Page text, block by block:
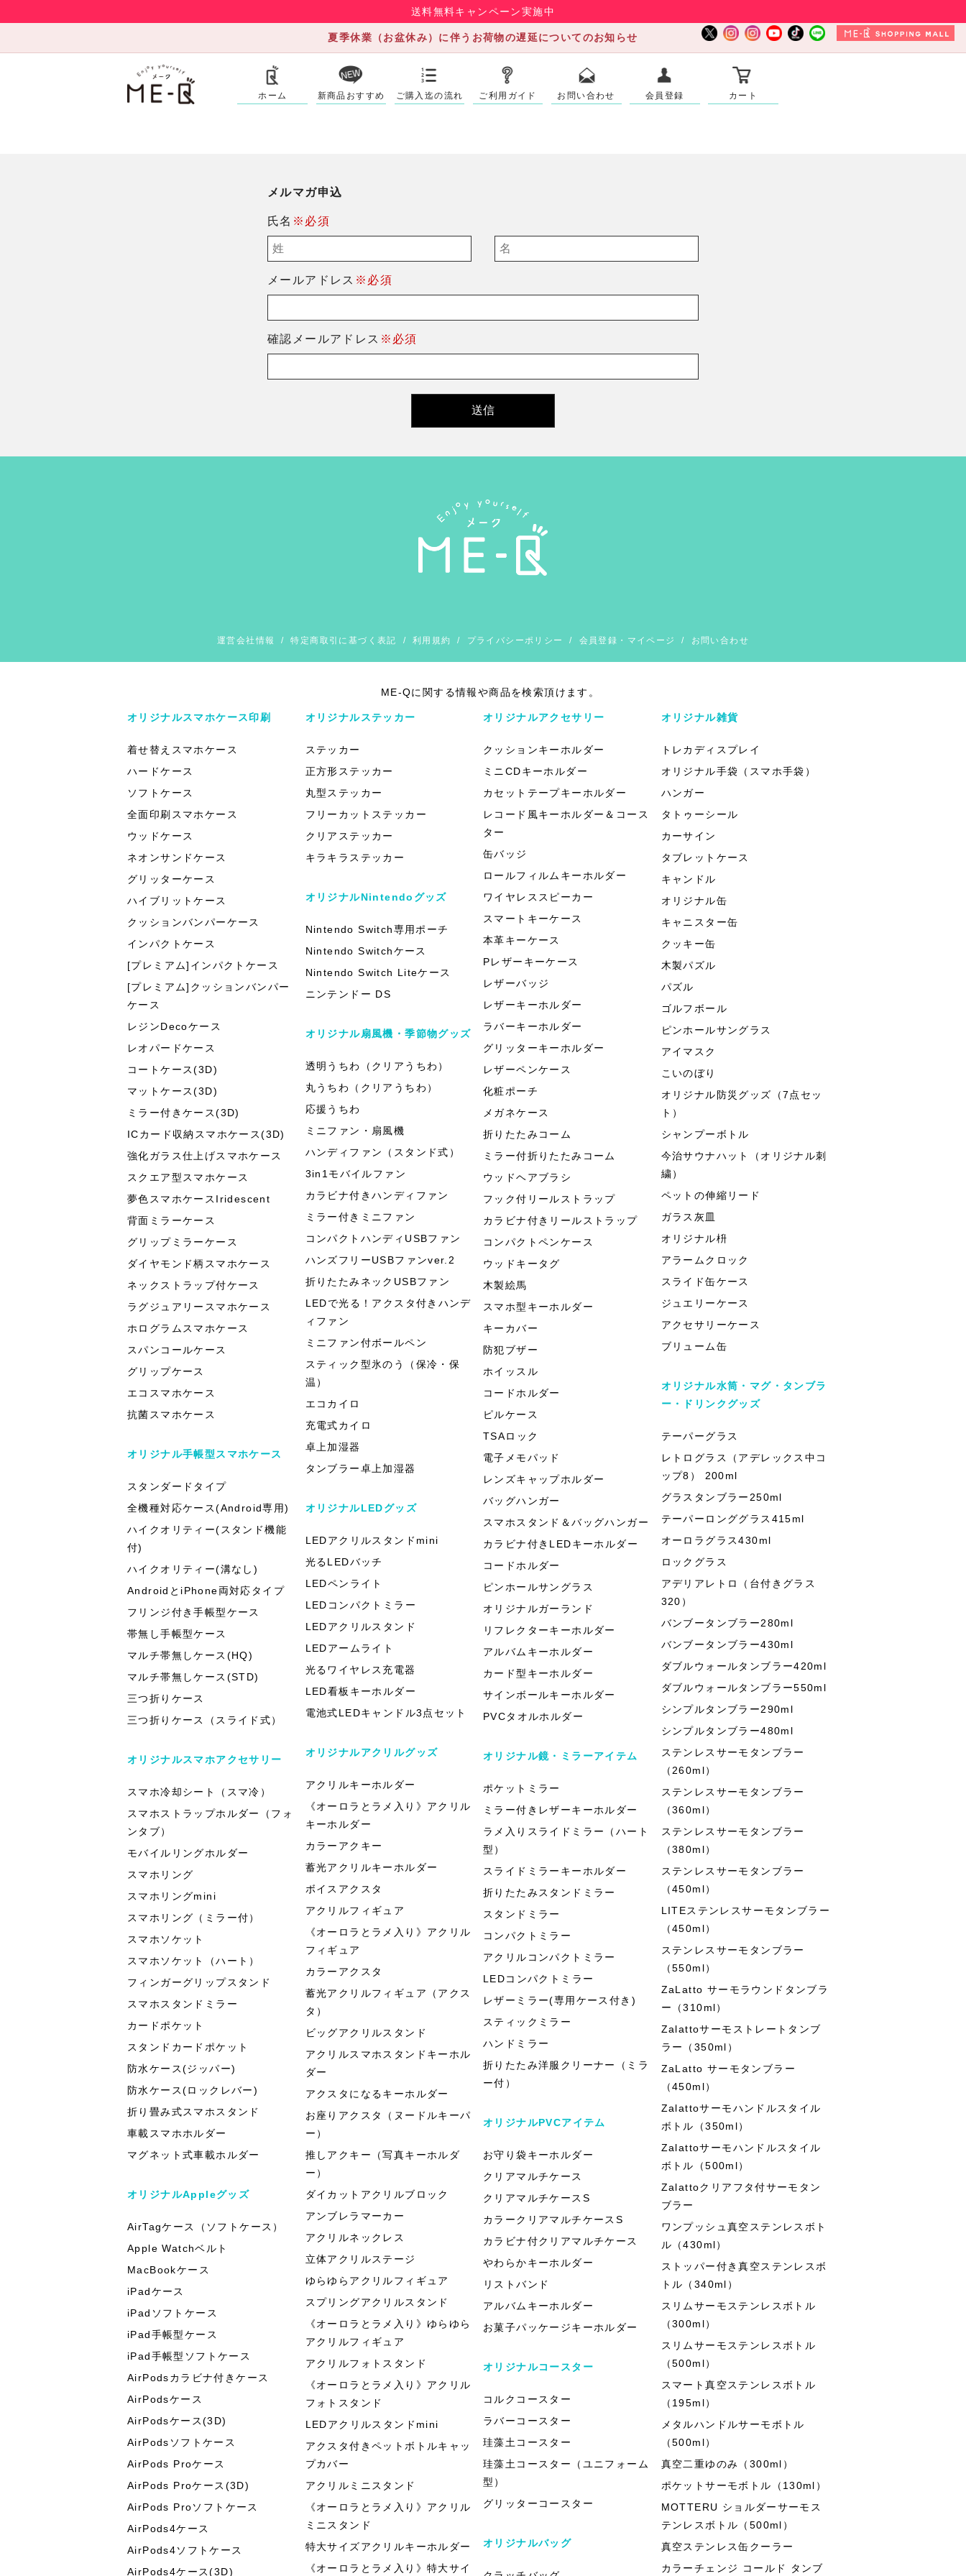
送料無料キャンペーン実施中
夏季休業（お盆休み）に伴うお荷物の遅延についてのお知らせ
ホーム 新商品おすすめ ご購入迄の流れ ご利用ガイド お問い合わせ 会員登録 カート
メルマガ申込
氏名 ※必須
メールアドレス ※必須
確認メールアドレス ※必須
運営会社情報 /特定商取引に基づく表記 / 利用規約 / プライバシーポリシー / 会員登録・マイページ / お問い合わせ
ME-Qに関する情報や商品を検索頂けます。
オリジナルスマホケース印刷
着せ替えスマホケース
ハードケース
ソフトケース
全面印刷スマホケース
ウッドケース
ネオンサンドケース
グリッターケース
ハイブリットケース
クッションバンパーケース
インパクトケース
[プレミアム]インパクトケース
[プレミアム]クッションバンパー
ケース
レジンDecoケース
レオパードケース
コートケース(3D)
マットケース(3D)
ミラー付きケース(3D)
ICカード収納スマホケース(3D)
強化ガラス仕上げスマホケース
スクエア型スマホケース
夢色スマホケースIridescent
背面ミラーケース
グリップミラーケース
ダイヤモンド柄スマホケース
ネックストラップ付ケース
ラグジュアリースマホケース
ホログラムスマホケース
スパンコールケース
グリップケース
エコスマホケース
抗菌スマホケース
オリジナル手帳型スマホケース
スタンダードタイプ
全機種対応ケース(Android専用)
ハイクオリティー(スタンド機能
付)
ハイクオリティー(溝なし)
AndroidとiPhone両対応タイプ
フリンジ付き手帳型ケース
帯無し手帳型ケース
マルチ帯無しケース(HQ)
マルチ帯無しケース(STD)
三つ折りケース
三つ折りケース（スライド式）
オリジナルスマホアクセサリー
スマホ冷却シート（スマ冷）
スマホストラップホルダー（フォ
ンタブ）
モバイルリングホルダー
スマホリング
スマホリングmini
スマホリング（ミラー付）
スマホソケット
スマホソケット（ハート）
フィンガーグリップスタンド
スマホスタンドミラー
カードポケット
スタンドカードポケット
防水ケース(ジッパー)
防水ケース(ロックレバー)
折り畳み式スマホスタンド
車載スマホホルダー
マグネット式車載ホルダー
オリジナルAppleグッズ
AirTagケース（ソフトケース）
Apple Watchベルト
MacBookケース
iPadケース
iPadソフトケース
iPad手帳型ケース
iPad手帳型ソフトケース
AirPodsカラビナ付きケース
AirPodsケース
AirPodsケース(3D)
AirPodsソフトケース
AirPods Proケース
AirPods Proケース(3D)
AirPods Proソフトケース
AirPods4ケース
AirPods4ソフトケース
AirPods4ケース(3D)
オリジナルステッカー
ステッカー
正方形ステッカー
丸型ステッカー
フリーカットステッカー
クリアステッカー
キラキラステッカー
オリジナルNintendoグッズ
Nintendo Switch専用ポーチ
Nintendo Switchケース
Nintendo Switch Liteケース
ニンテンドー DS
オリジナル扇風機・季節物グッズ
透明うちわ（クリアうちわ）
丸うちわ（クリアうちわ）
応援うちわ
ミニファン・扇風機
ハンディファン（スタンド式）
3in1モバイルファン
カラビナ付きハンディファン
ミラー付きミニファン
コンパクトハンディUSBファン
ハンズフリーUSBファンver.2
折りたたみネックUSBファン
LEDで光る！アクスタ付きハンデ
ィファン
ミニファン付ボールペン
スティック型氷のう（保冷・保
温）
エコカイロ
充電式カイロ
卓上加湿器
タンブラー卓上加湿器
オリジナルLEDグッズ
LEDアクリルスタンドmini
光るLEDバッチ
LEDペンライト
LEDコンパクトミラー
LEDアクリルスタンド
LEDアームライト
光るワイヤレス充電器
LED看板キーホルダー
電池式LEDキャンドル3点セット
オリジナルアクリルグッズ
アクリルキーホルダー
《オーロラとラメ入り》アクリル
キーホルダー
カラーアクキー
蓄光アクリルキーホルダー
ボイスアクスタ
アクリルフィギュア
《オーロラとラメ入り》アクリル
フィギュア
カラーアクスタ
蓄光アクリルフィギュア（アクス
タ）
ビッグアクリルスタンド
アクリルスマホスタンドキーホル
ダー
アクスタになるキーホルダー
お座りアクスタ（ヌードルキーパ
ー）
推しアクキー（写真キーホルダ
ー）
ダイカットアクリルブロック
アンブレラマーカー
アクリルネックレス
立体アクリルステージ
ゆらゆらアクリルフィギュア
スプリングアクリルスタンド
《オーロラとラメ入り》ゆらゆら
アクリルフィギュア
アクリルフォトスタンド
《オーロラとラメ入り》アクリル
フォトスタンド
LEDアクリルスタンドmini
アクスタ付きペットボトルキャッ
プカバー
アクリルミニスタンド
《オーロラとラメ入り》アクリル
ミニスタンド
特大サイズアクリルキーホルダー
《オーロラとラメ入り》特大サイ
オリジナルアクセサリー
クッションキーホルダー
ミニCDキーホルダー
カセットテープキーホルダー
レコード風キーホルダー＆コース
ター
缶バッジ
ロールフィルムキーホルダー
ワイヤレススピーカー
スマートキーケース
本革キーケース
Pレザーキーケース
レザーバッジ
レザーキーホルダー
ラバーキーホルダー
グリッターキーホルダー
レザーペンケース
化粧ポーチ
メガネケース
折りたたみコーム
ミラー付折りたたみコーム
ウッドヘアブラシ
フック付リールストラップ
カラビナ付きリールストラップ
コンパクトペンケース
ウッドキータグ
木製絵馬
スマホ型キーホルダー
キーカバー
防犯ブザー
ホイッスル
コードホルダー
ピルケース
TSAロック
電子メモパッド
レンズキャップホルダー
バッグハンガー
スマホスタンド＆バッグハンガー
カラビナ付きLEDキーホルダー
コードホルダー
ピンホールサングラス
オリジナルガーランド
リフレクターキーホルダー
アルバムキーホルダー
カード型キーホルダー
サインボールキーホルダー
PVCタオルホルダー
オリジナル鏡・ミラーアイテム
ポケットミラー
ミラー付きレザーキーホルダー
ラメ入りスライドミラー（ハート
型）
スライドミラーキーホルダー
折りたたみスタンドミラー
スタンドミラー
コンパクトミラー
アクリルコンパクトミラー
LEDコンパクトミラー
レザーミラー(専用ケース付き)
スティックミラー
ハンドミラー
折りたたみ洋服クリーナー（ミラ
ー付）
オリジナルPVCアイテム
お守り袋キーホルダー
クリアマルチケース
クリアマルチケースS
カラークリアマルチケースS
カラビナ付クリアマルチケース
やわらかキーホルダー
リストバンド
アルバムキーホルダー
お菓子パッケージキーホルダー
オリジナルコースター
コルクコースター
ラバーコースター
珪藻土コースター
珪藻土コースター（ユニフォーム
型）
グリッターコースター
オリジナルバッグ
オリジナル雑貨
トレカディスプレイ
オリジナル手袋（スマホ手袋）
ハンガー
タトゥーシール
カーサイン
タブレットケース
キャンドル
オリジナル缶
キャニスター缶
クッキー缶
木製パズル
パズル
ゴルフボール
ピンホールサングラス
アイマスク
こいのぼり
オリジナル防災グッズ（7点セッ
ト）
シャンプーボトル
今治サウナハット（オリジナル刺
繍）
ペットの伸縮リード
ガラス灰皿
オリジナル枡
アラームクロック
スライド缶ケース
ジュエリーケース
アクセサリーケース
ブリューム缶
オリジナル水筒・マグ・タンブラ
ー・ドリンクグッズ
テーパーグラス
レトログラス（アデレックス中コ
ップ8） 200ml
グラスタンブラー250ml
テーパーロンググラス415ml
オーロラグラス430ml
ロックグラス
アデリアレトロ（台付きグラス
320）
バンブータンブラー280ml
バンブータンブラー430ml
ダブルウォールタンブラー420ml
ダブルウォールタンブラー550ml
シンプルタンブラー290ml
シンプルタンブラー480ml
ステンレスサーモタンブラー
（260ml）
ステンレスサーモタンブラー
（360ml）
ステンレスサーモタンブラー
（380ml）
ステンレスサーモタンブラー
（450ml）
LITEステンレスサーモタンブラー
（450ml）
ステンレスサーモタンブラー
（550ml）
ZaLatto サーモラウンドタンブラ
ー（310ml）
Zalattoサーモストレートタンブ
ラー（350ml）
ZaLatto サーモタンブラー
（450ml）
Zalattoサーモハンドルスタイル
ボトル（350ml）
Zalattoサーモハンドルスタイル
ボトル（500ml）
Zalattoクリアフタ付サーモタン
ブラー
ワンプッシュ真空ステンレスボト
ル（430ml）
ストッパー付き真空ステンレスボ
トル（340ml）
スリムサーモステンレスボトル
（300ml）
スリムサーモステンレスボトル
（500ml）
スマート真空ステンレスボトル
（195ml）
メタルハンドルサーモボトル
（500ml）
真空二重ゆのみ（300ml）
ポケットサーモボトル（130ml）
MOTTERU ショルダーサーモス
テンレスボトル（500ml）
真空ステンレス缶クーラー
カラーチェンジ コールド タンブ